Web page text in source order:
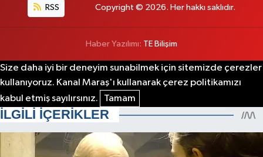
RSS Copyright © 2026. Her hakkı saklıdır.
Haber Yazılımı: TE Bilişim
Size daha iyi bir deneyim sunabilmek için sitemizde çerezler
kullanıyoruz. Kanal Maraş'ı kullanarak çerez politikamızı
kabul etmiş sayılırsınız.
Tamam